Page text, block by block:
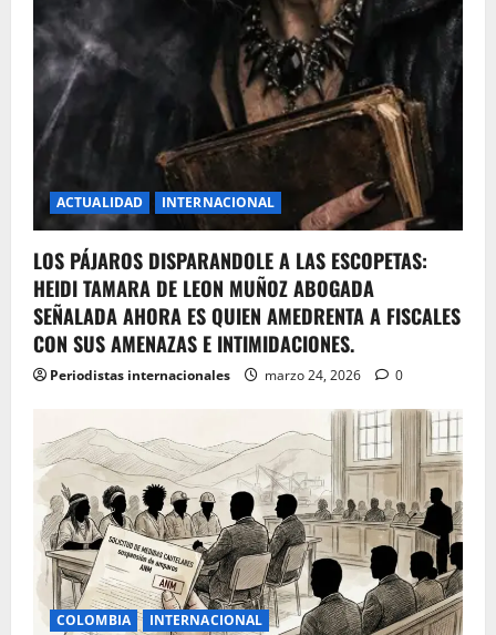
ACTUALIDAD INTERNACIONAL
LOS PÁJAROS DISPARANDOLE A LAS ESCOPETAS:
HEIDI TAMARA DE LEON MUÑOZ ABOGADA
SEÑALADA AHORA ES QUIEN AMEDRENTA A FISCALES
CON SUS AMENAZAS E INTIMIDACIONES.
Periodistas internacionales marzo 24, 2026 0
COLOMBIA INTERNACIONAL